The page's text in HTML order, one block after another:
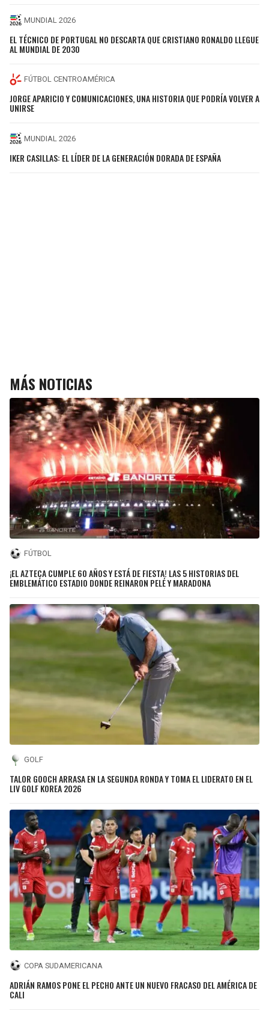
MUNDIAL 2026
EL TÉCNICO DE PORTUGAL NO DESCARTA QUE CRISTIANO RONALDO LLEGUE
AL MUNDIAL DE 2030
FÚTBOL CENTROAMÉRICA
JORGE APARICIO Y COMUNICACIONES, UNA HISTORIA QUE PODRÍA VOLVER A
UNIRSE
MUNDIAL 2026
IKER CASILLAS: EL LÍDER DE LA GENERACIÓN DORADA DE ESPAÑA
MÁS NOTICIAS
FÚTBOL
¡EL AZTECA CUMPLE 60 AÑOS Y ESTÁ DE FIESTA! LAS 5 HISTORIAS DEL
EMBLEMÁTICO ESTADIO DONDE REINARON PELÉ Y MARADONA
GOLF
TALOR GOOCH ARRASA EN LA SEGUNDA RONDA Y TOMA EL LIDERATO EN EL
LIV GOLF KOREA 2026
COPA SUDAMERICANA
ADRIÁN RAMOS PONE EL PECHO ANTE UN NUEVO FRACASO DEL AMÉRICA DE
CALI